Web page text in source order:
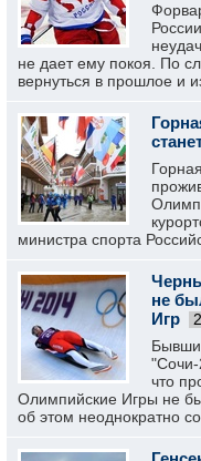
не дает ему покоя. По
вернуться в прошлое и
министра спорта
не
Игр
"Сочи-
что
Олимпийские Игры не
об этом неоднократно